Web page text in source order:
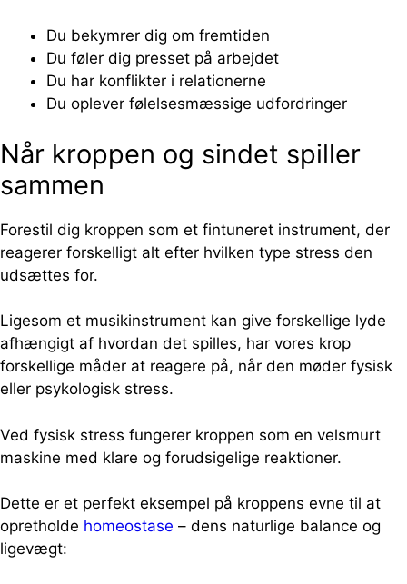
Du bekymrer dig om fremtiden
Du føler dig presset på arbejdet
Du har konflikter i relationerne
Du oplever følelsesmæssige udfordringer
Når kroppen og sindet spiller
sammen
Forestil dig kroppen som et fintuneret instrument, der
reagerer forskelligt alt efter hvilken type stress den
udsættes for.
Ligesom et musikinstrument kan give forskellige lyde
afhængigt af hvordan det spilles, har vores krop
forskellige måder at reagere på, når den møder fysisk
eller psykologisk stress.
Ved fysisk stress fungerer kroppen som en velsmurt
maskine med klare og forudsigelige reaktioner.
Dette er et perfekt eksempel på kroppens evne til at
opretholde homeostase – dens naturlige balance og
ligevægt: